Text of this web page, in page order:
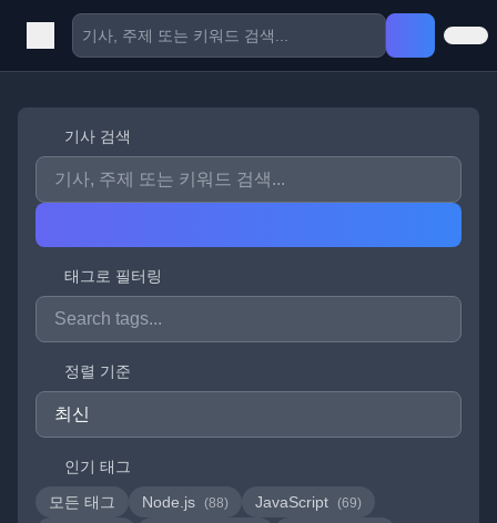
기사 검색
태그로 필터링
정렬 기준
인기 태그
모든 태그
Node.js (88) JavaScript (69)